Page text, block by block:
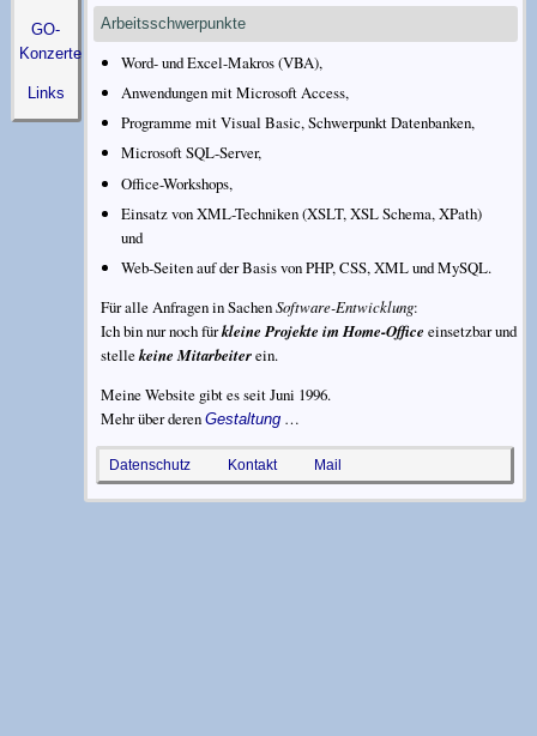
GO-
Konzerte
Links
Arbeitsschwerpunkte
Word- und Excel-Makros (VBA),
Anwendungen mit Microsoft Access,
Programme mit Visual Basic, Schwerpunkt Datenbanken,
Microsoft SQL-Server,
Office-Workshops,
Einsatz von XML-Techniken (XSLT, XSL Schema, XPath)
und
Web-Seiten auf der Basis von PHP, CSS, XML und MySQL.
Für alle Anfragen in SachenSoftware-Entwicklung:
Ich bin nur noch fürkleine Projekte im Home-Officeeinsetzbar und
stellekeine Mitarbeiterein.
Meine Website gibt es seitJuni 1996.
Mehr über derenGestaltung …
Datenschutz Kontakt Mail